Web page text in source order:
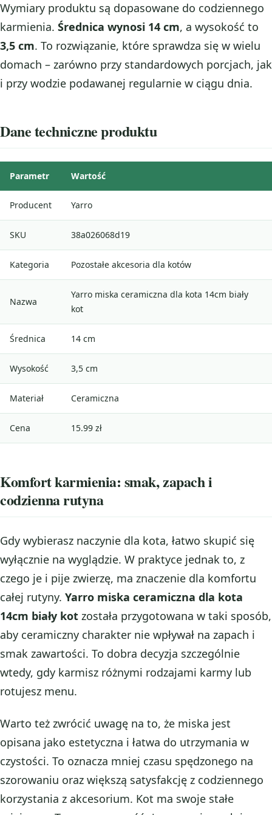
Wymiary produktu są dopasowane do codziennego
karmienia. Średnica wynosi 14 cm, a wysokość to
3,5 cm. To rozwiązanie, które sprawdza się w wielu
domach – zarówno przy standardowych porcjach, jak
i przy wodzie podawanej regularnie w ciągu dnia.
Dane techniczne produktu
Parametr Wartość
Producent Yarro
SKU 38a026068d19
Kategoria Pozostałe akcesoria dla kotów
Nazwa
Yarro miska ceramiczna dla kota 14cm biały
kot
Średnica 14 cm
Wysokość 3,5 cm
Materiał Ceramiczna
Cena 15.99 zł
Komfort karmienia: smak, zapach i
codzienna rutyna
Gdy wybierasz naczynie dla kota, łatwo skupić się
wyłącznie na wyglądzie. W praktyce jednak to, z
czego je i pije zwierzę, ma znaczenie dla komfortu
całej rutyny. Yarro miska ceramiczna dla kota
14cm biały kot została przygotowana w taki sposób,
aby ceramiczny charakter nie wpływał na zapach i
smak zawartości. To dobra decyzja szczególnie
wtedy, gdy karmisz różnymi rodzajami karmy lub
rotujesz menu.
Warto też zwrócić uwagę na to, że miska jest
opisana jako estetyczna i łatwa do utrzymania w
czystości. To oznacza mniej czasu spędzonego na
szorowaniu oraz większą satysfakcję z codziennego
korzystania z akcesorium. Kot ma swoje stałe